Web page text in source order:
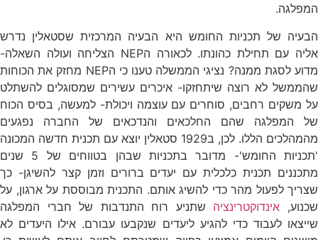
המפלגה.
הבעיה של תכניות החומש היא הבעיה המרכזית שסטאלין נדרש
אליה עם תחילת כהונתו. לכאורה הNEP הצליחה ועולה השאלה-
מדוע לסגת ממנה? נציגי הממשלה טענו כי הNEP מחזק את הכוחות
שהממשל לא רוצה שיתחזקו- איכרים עשירים שמסוגלים להשתלט
על משקים רחבים, סוחרים עם עוצמה ויכולת- למעשה, בסיס הכוח
של המפלגה שהם החלכאים והנדכאים של החברה נפגעים
מהמהלכים הללו. לכן, ב1929 סטאלין יוצא עם תכנית חדשה המכונה
'תכניות החומש'- מדובר בתכניות שבהן בטווחים של 5 שנים
מתכננים תכנית כלכלית עם יעדים ברורים וזמן קצר להשיגן- כך
שצריך לפעול מהר כדי להשיג אותם. התכנית מבוססת על ארגון, על
שכנוע, אינדוקטרינציה שתניע רוח התנדבות של חברי המפלגה
שייצאו לעבוד כדי להגיע ליעדים שנקבעו עבורם. אילו היעדים לא